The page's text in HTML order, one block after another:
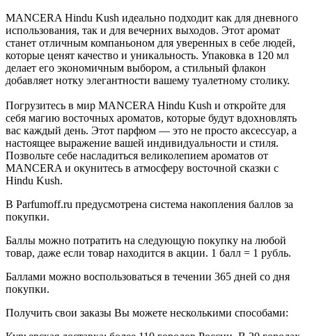
MANCERA Hindu Kush идеально подходит как для дневного
использования, так и для вечерних выходов. Этот аромат
станет отличным компаньоном для уверенных в себе людей,
которые ценят качество и уникальность. Упаковка в 120 мл
делает его экономичным выбором, а стильный флакон
добавляет нотку элегантности вашему туалетному столику.
Погрузитесь в мир MANCERA Hindu Kush и откройте для
себя магию восточных ароматов, которые будут вдохновлять
вас каждый день. Этот парфюм — это не просто аксессуар, а
настоящее выражение вашей индивидуальности и стиля.
Позвольте себе насладиться великолепием ароматов от
MANCERA и окунитесь в атмосферу восточной сказки с
Hindu Kush.
В Parfumoff.ru предусмотрена система накопления баллов за
покупки.
Баллы можно потратить на следующую покупку на любой
товар, даже если товар находится в акции. 1 балл = 1 рубль.
Баллами можно воспользоваться в течении 365 дней со дня
покупки.
Получить свои заказы Вы можете несколькими способами: